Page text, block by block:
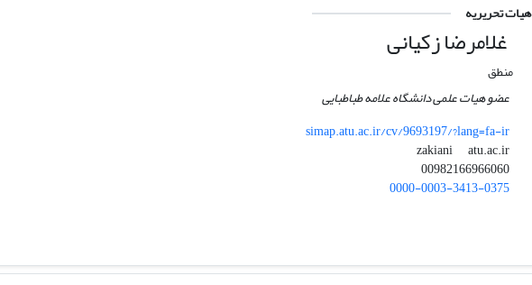
هیات تحریریه
غلامرضا زکیانی
منطق
عضو هیات علمی دانشگاه علامه طباطبایی
simap.atu.ac.ir/cv/9693197/?lang=fa-ir
atu.ac.ir
0000-0003-3413-0375